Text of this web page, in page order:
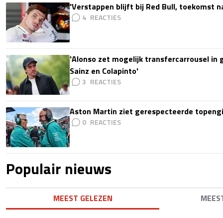
'Verstappen blijft bij Red Bull, toekomst
4
'Alonso zet mogelijk transfercarrousel in
Sainz en Colapinto'
3
Aston Martin ziet gerespecteerde
0
Populair nieuws
MEEST GELEZEN